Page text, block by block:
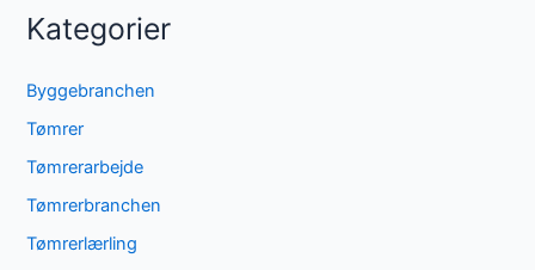
Kategorier
Byggebranchen
Tømrer
Tømrerarbejde
Tømrerbranchen
Tømrerlærling